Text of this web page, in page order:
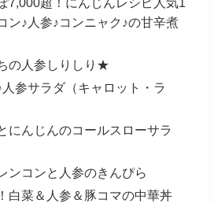
ン♪人参♪コンニャク♪の甘辛煮
の人参しりしり★
参サラダ（キャロット・ラ
にんじんのコールスローサラ
ンコンと人参のきんぴら
白菜＆人参＆豚コマの中華丼